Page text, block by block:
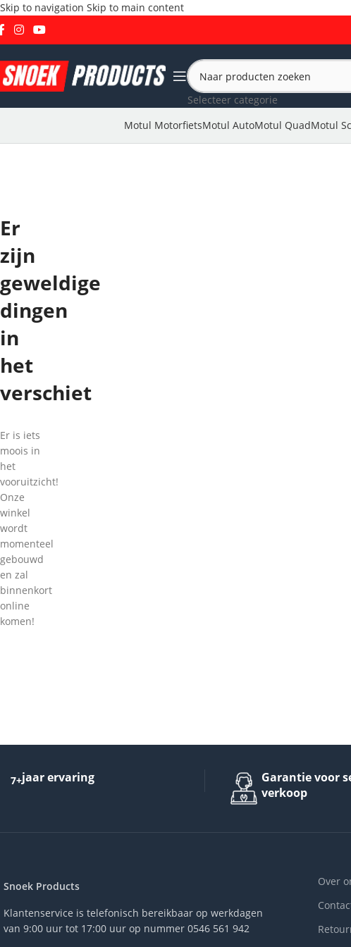
Skip to navigation Skip to main content
Selecteer categorie
Motul MotorfietsMotul AutoMotul QuadMotul
Er
zijn
geweldige
dingen
in
het
verschiet
Er is iets
moois in
het
vooruitzicht!
Onze
winkel
wordt
momenteel
gebouwd
en zal
binnenkort
online
komen!
7+jaar ervaring
Garantie voor
verkoop
Snoek Products
Klantenservice is telefonisch bereikbaar op werkdagen
van 9:00 uur tot 17:00 uur op nummer 0546 561 942
Over